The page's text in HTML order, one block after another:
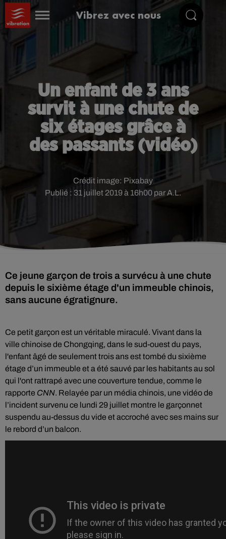
Vibrez avec nous
Un enfant de 3 ans
survit à une chute de
six étages grâce à
des passants (vidéo)
Publié : 31 juillet 2019 à 16h00 par A.L.
Crédit image: Pixabay
Ce jeune garçon de trois a survécu à une chute
depuis le sixième étage d'un immeuble chinois,
sans aucune égratignure.
Ce petit garçon est un véritable miraculé. Vivant dans la
ville chinoise de Chongqing, dans le sud-ouest du pays,
l'enfant âgé de seulement trois ans est tombé du sixième
étage d’un immeuble et a été sauvé par les habitants au sol
qui l'ont rattrapé avec une couverture tendue, comme le
rapporte CNN. Relayée par un média chinois, une vidéo de
l’incident survenu ce lundi 29 juillet montre le garçonnet
suspendu au-dessus du vide et accroché avec ses mains sur
le rebord d’un balcon.